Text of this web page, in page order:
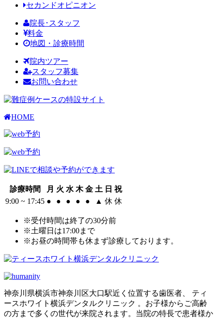
セカンドオピニオン
院長･スタッフ
料金
地図・診療時間
院内ツアー
スタッフ募集
お問い合わせ
HOME
診療時間 月 火 水 木 金 土 日 祝
9:00 ~ 17:45 ● ● ● ● ● ▲ 休 休
※受付時間は終了の30分前
※土曜日は17:00まで
※お昼の時間帯も休まず診療しております。
神奈川県横浜市神奈川区大口駅近く位置する歯医者、 ティ
ースホワイト横浜デンタルクリニック 。お子様からご高齢
の方まで多くの世代が来院されます。当院の特長で患者様か